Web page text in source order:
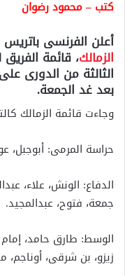
كتب – محمود رضوان
أعلن الفرنسى باتريس
الزمالك، قائمة
الثالثة من الدورى
بعد غد الجمعة.
وجاءت قائمة الزمالك
حراسة المرمى: أبوجبل،
الدفاع: الونش، علاء،
جمعة، فتوح، عبدالمجيد.
الوسط: طارق حامد، إمام
زيزو، بن شرقى،